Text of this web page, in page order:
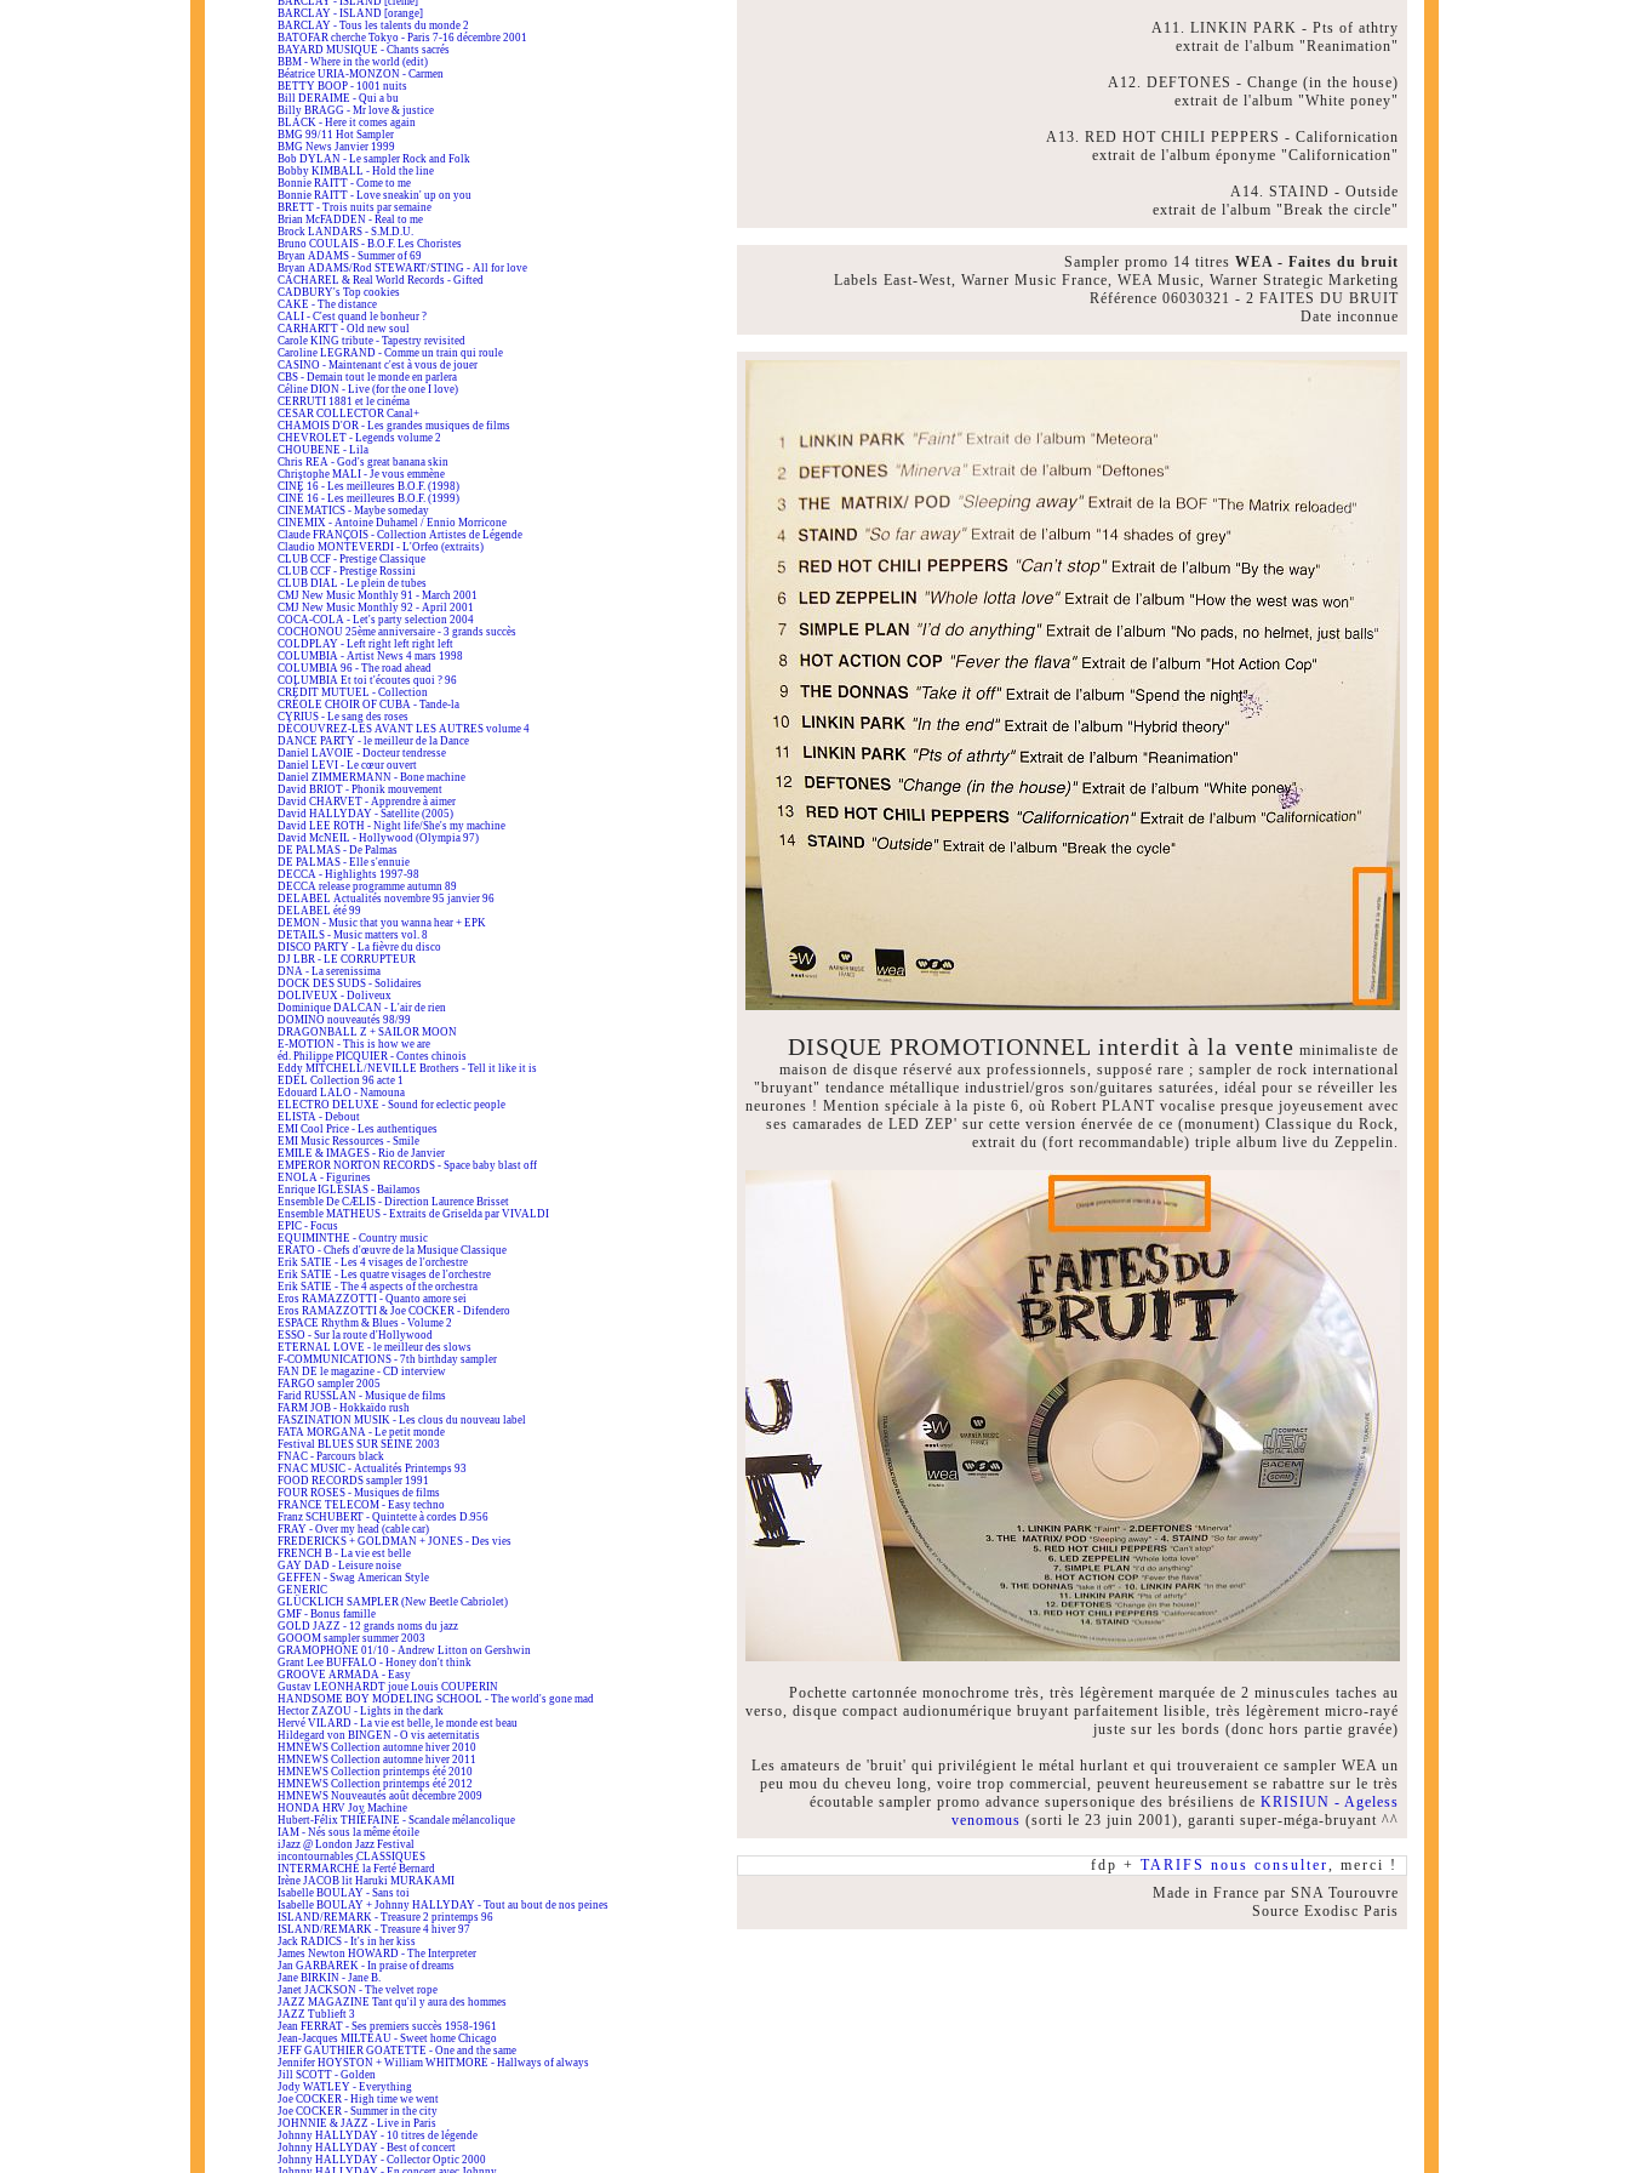
BARCLAY - ISLAND [orange]
BARCLAY - Tous les talents du monde 2
BATOFAR cherche Tokyo - Paris 7-16 décembre 2001
BAYARD MUSIQUE - Chants sacrés
BBM - Where in the world (edit)
Béatrice URIA-MONZON - Carmen
BETTY BOOP - 1001 nuits
Bill DERAIME - Qui a bu
Billy BRAGG - Mr love & justice
BLACK - Here it comes again
BMG 99/11 Hot Sampler
BMG News Janvier 1999
Bob DYLAN - Le sampler Rock and Folk
Bobby KIMBALL - Hold the line
Bonnie RAITT - Come to me
Bonnie RAITT - Love sneakin' up on you
BRETT - Trois nuits par semaine
Brian McFADDEN - Real to me
Brock LANDARS - S.M.D.U.
Bruno COULAIS - B.O.F. Les Choristes
Bryan ADAMS - Summer of 69
Bryan ADAMS/Rod STEWART/STING - All for love
CACHAREL & Real World Records - Gifted
CADBURY's Top cookies
CAKE - The distance
CALI - C'est quand le bonheur ?
CARHARTT - Old new soul
Carole KING tribute - Tapestry revisited
Caroline LEGRAND - Comme un train qui roule
CASINO - Maintenant c'est à vous de jouer
CBS - Demain tout le monde en parlera
Céline DION - Live (for the one I love)
CERRUTI 1881 et le cinéma
CESAR COLLECTOR Canal+
CHAMOIS D'OR - Les grandes musiques de films
CHEVROLET - Legends volume 2
CHOUBENE - Lila
Chris REA - God's great banana skin
Christophe MALI - Je vous emmène
CINÉ 16 - Les meilleures B.O.F. (1998)
CINÉ 16 - Les meilleures B.O.F. (1999)
CINEMATICS - Maybe someday
CINEMIX - Antoine Duhamel / Ennio Morricone
Claude FRANÇOIS - Collection Artistes de Légende
Claudio MONTEVERDI - L'Orfeo (extraits)
CLUB CCF - Prestige Classique
CLUB CCF - Prestige Rossini
CLUB DIAL - Le plein de tubes
CMJ New Music Monthly 91 - March 2001
CMJ New Music Monthly 92 - April 2001
COCA-COLA - Let's party selection 2004
COCHONOU 25ème anniversaire - 3 grands succès
COLDPLAY - Left right left right left
COLUMBIA - Artist News 4 mars 1998
COLUMBIA 96 - The road ahead
COLUMBIA Et toi t'écoutes quoi ? 96
CRÉDIT MUTUEL - Collection
CRÉOLE CHOIR OF CUBA - Tande-la
CYRIUS - Le sang des roses
DÉCOUVREZ-LES AVANT LES AUTRES volume 4
DANCE PARTY - le meilleur de la Dance
Daniel LAVOIE - Docteur tendresse
Daniel LEVI - Le cœur ouvert
Daniel ZIMMERMANN - Bone machine
David BRIOT - Phonik mouvement
David CHARVET - Apprendre à aimer
David HALLYDAY - Satellite (2005)
David LEE ROTH - Night life/She's my machine
David McNEIL - Hollywood (Olympia 97)
DE PALMAS - De Palmas
DE PALMAS - Elle s'ennuie
DECCA - Highlights 1997-98
DECCA release programme autumn 89
DELABEL Actualités novembre 95 janvier 96
DELABEL été 99
DEMON - Music that you wanna hear + EPK
DETAILS - Music matters vol. 8
DISCO PARTY - La fièvre du disco
DJ LBR - LE CORRUPTEUR
DNA - La serenissima
DOCK DES SUDS - Solidaires
DOLIVEUX - Doliveux
Dominique DALCAN - L'air de rien
DOMINO nouveautés 98/99
DRAGONBALL Z + SAILOR MOON
E-MOTION - This is how we are
éd. Philippe PICQUIER - Contes chinois
Eddy MITCHELL/NEVILLE Brothers - Tell it like it is
EDEL Collection 96 acte 1
Edouard LALO - Namouna
ELECTRO DELUXE - Sound for eclectic people
ELISTA - Debout
EMI Cool Price - Les authentiques
EMI Music Ressources - Smile
EMILE & IMAGES - Rio de Janvier
EMPEROR NORTON RECORDS - Space baby blast off
ENOLA - Figurines
Enrique IGLESIAS - Bailamos
Ensemble De CÆLIS - Direction Laurence Brisset
Ensemble MATHEUS - Extraits de Griselda par VIVALDI
EPIC - Focus
EQUIMINTHE - Country music
ERATO - Chefs d'œuvre de la Musique Classique
Erik SATIE - Les 4 visages de l'orchestre
Erik SATIE - Les quatre visages de l'orchestre
Erik SATIE - The 4 aspects of the orchestra
Eros RAMAZZOTTI - Quanto amore sei
Eros RAMAZZOTTI & Joe COCKER - Difendero
ESPACE Rhythm & Blues - Volume 2
ESSO - Sur la route d'Hollywood
ETERNAL LOVE - le meilleur des slows
F-COMMUNICATIONS - 7th birthday sampler
FAN DE le magazine - CD interview
FARGO sampler 2005
Farid RUSSLAN - Musique de films
FARM JOB - Hokkaïdo rush
FASZINATION MUSIK - Les clous du nouveau label
FATA MORGANA - Le petit monde
Festival BLUES SUR SEINE 2003
FNAC - Parcours black
FNAC MUSIC - Actualités Printemps 93
FOOD RECORDS sampler 1991
FOUR ROSES - Musiques de films
FRANCE TELECOM - Easy techno
Franz SCHUBERT - Quintette à cordes D.956
FRAY - Over my head (cable car)
FREDERICKS + GOLDMAN + JONES - Des vies
FRENCH B - La vie est belle
GAY DAD - Leisure noise
GEFFEN - Swag American Style
GENERIC
GLÜCKLICH SAMPLER (New Beetle Cabriolet)
GMF - Bonus famille
GOLD JAZZ - 12 grands noms du jazz
GOOOM sampler summer 2003
GRAMOPHONE 01/10 - Andrew Litton on Gershwin
Grant Lee BUFFALO - Honey don't think
GROOVE ARMADA - Easy
Gustav LEONHARDT joue Louis COUPERIN
HANDSOME BOY MODELING SCHOOL - The world's gone mad
Hector ZAZOU - Lights in the dark
Hervé VILARD - La vie est belle, le monde est beau
Hildegard von BINGEN - O vis aeternitatis
HMNEWS Collection automne hiver 2010
HMNEWS Collection automne hiver 2011
HMNEWS Collection printemps été 2010
HMNEWS Collection printemps été 2012
HMNEWS Nouveautés août décembre 2009
HONDA HRV Joy Machine
Hubert-Félix THIÉFAINE - Scandale mélancolique
IAM - Nés sous la même étoile
iJazz @ London Jazz Festival
incontournables CLASSIQUES
INTERMARCHÉ la Ferté Bernard
Irène JACOB lit Haruki MURAKAMI
Isabelle BOULAY - Sans toi
Isabelle BOULAY + Johnny HALLYDAY - Tout au bout de nos peines
ISLAND/REMARK - Treasure 2 printemps 96
ISLAND/REMARK - Treasure 4 hiver 97
Jack RADICS - It's in her kiss
James Newton HOWARD - The Interpreter
Jan GARBAREK - In praise of dreams
Jane BIRKIN - Jane B.
Janet JACKSON - The velvet rope
JAZZ MAGAZINE Tant qu'il y aura des hommes
JAZZ Tublieft 3
Jean FERRAT - Ses premiers succès 1958-1961
Jean-Jacques MILTEAU - Sweet home Chicago
JEFF GAUTHIER GOATETTE - One and the same
Jennifer HOYSTON + William WHITMORE - Hallways of always
Jill SCOTT - Golden
Jody WATLEY - Everything
Joe COCKER - High time we went
Joe COCKER - Summer in the city
JOHNNIE & JAZZ - Live in Paris
Johnny HALLYDAY - 10 titres de légende
Johnny HALLYDAY - Best of concert
Johnny HALLYDAY - Collector Optic 2000
A11. LINKIN PARK - Pts of athtry
extrait de l'album "Reanimation"
A12. DEFTONES - Change (in the house)
extrait de l'album "White poney"
A13. RED HOT CHILI PEPPERS - Californication
extrait de l'album éponyme "Californication"
A14. STAIND - Outside
extrait de l'album "Break the circle"
Sampler promo 14 titres WEA - Faites du bruit
Labels East-West, Warner Music France, WEA Music, Warner Strategic Marketing
Référence 06030321 - 2 FAITES DU BRUIT
Date inconnue
DISQUE PROMOTIONNEL interdit à la vente minimaliste de
maison de disque réservé aux professionnels, supposé rare ; sampler de rock international
"bruyant" tendance métallique industriel/gros son/guitares saturées, idéal pour se réveiller les
neurones ! Mention spéciale à la piste 6, où Robert PLANT vocalise presque joyeusement avec
ses camarades de LED ZEP' sur cette version énervée de ce (monument) Classique du Rock,
extrait du (fort recommandable) triple album live du Zeppelin.
Pochette cartonnée monochrome très, très légèrement marquée de 2 minuscules taches au
verso, disque compact audionumérique bruyant parfaitement lisible, très légèrement micro-rayé
juste sur les bords (donc hors partie gravée)
Les amateurs de 'bruit' qui privilégient le métal hurlant et qui trouveraient ce sampler WEA un
peu mou du cheveu long, voire trop commercial, peuvent heureusement se rabattre sur le très
écoutable sampler promo advance supersonique des brésiliens de KRISIUN - Ageless
venomous (sorti le 23 juin 2001), garanti super-méga-bruyant ^^
fdp + TARIFS nous consulter, merci !
Made in France par SNA Tourouvre
Source Exodisc Paris